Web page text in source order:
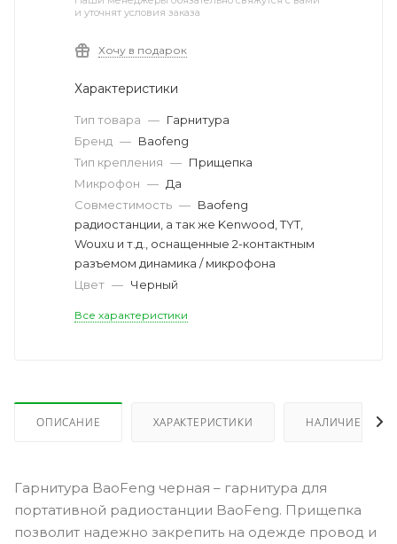
и уточнят условия заказа
Хочу в подарок
Характеристики
Тип товара — Гарнитура
Бренд — Baofeng
Тип крепления — Прищепка
Микрофон — Да
Совместимость — Baofeng
радиостанции, а так же Kenwood, TYT,
Wouxu и т.д., оснащенные 2-контактным
разъемом динамика / микрофона
Цвет — Черный
Все характеристики
ОПИСАНИЕ ХАРАКТЕРИСТИКИ НАЛИЧИЕ
Гарнитура BaoFeng черная – гарнитура для
портативной радиостанции BaoFeng. Прищепка
позволит надежно закрепить на одежде провод и